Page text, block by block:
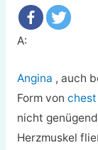
A:
Angina , auch
Form von
nicht
Herzmuskel